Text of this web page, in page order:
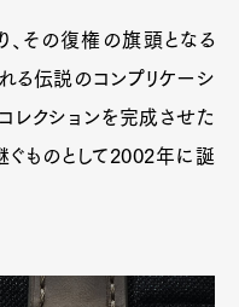
その復権の旗頭となる
れる伝説のコンプリケーシ
レクションを完成させた
ぐものとして2002年に誕